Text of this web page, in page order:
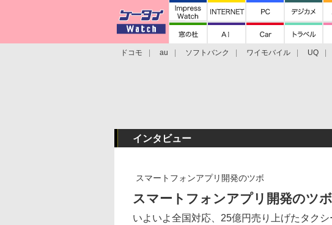
ドコモ au ソフトバンク ワイモバイル UQ
インタビュー
スマートフォンアプリ開発のツボ
スマートフォンアプリ開発のツボ
いよいよ全国対応、25億円売り上げたタク